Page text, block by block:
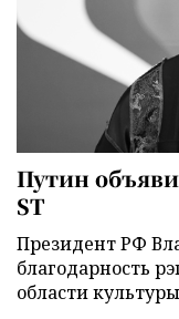
Путин
ST
Президент РФ
благодарность
области